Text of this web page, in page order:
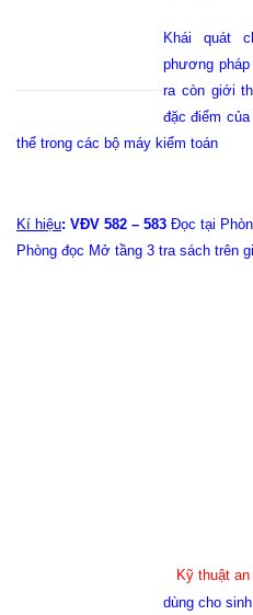
Khái quát
phương
ra còn giới
đặc điểm
thể trong các bộ máy kiểm toán
Kí hiệu: VĐV 582 – 583 Đọc tại
Phòng đọc Mở tầng 3 tra sách trên
Kỹ thuật
dùng cho